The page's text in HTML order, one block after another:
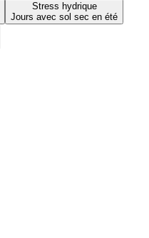
Stress hydrique
Jours avec sol sec en été